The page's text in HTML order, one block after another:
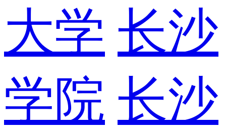
大学 长沙
学院 长沙